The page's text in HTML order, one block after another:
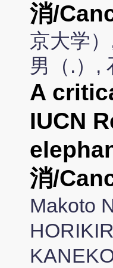
消/
京大学
男（.）,
A
IUCN
消/
Makoto